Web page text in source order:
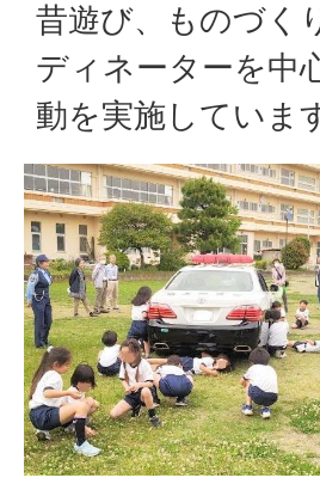
昔遊び、ものづく
ディネーターを中
動を実施していま